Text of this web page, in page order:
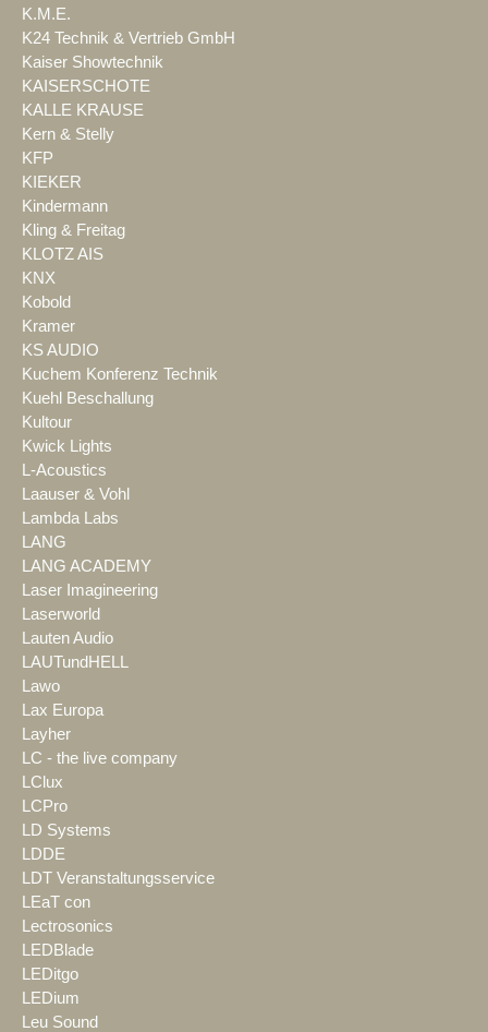
K.M.E.
K24 Technik & Vertrieb GmbH
Kaiser Showtechnik
KAISERSCHOTE
KALLE KRAUSE
Kern & Stelly
KFP
KIEKER
Kindermann
Kling & Freitag
KLOTZ AIS
KNX
Kobold
Kramer
KS AUDIO
Kuchem Konferenz Technik
Kuehl Beschallung
Kultour
Kwick Lights
L-Acoustics
Laauser & Vohl
Lambda Labs
LANG
LANG ACADEMY
Laser Imagineering
Laserworld
Lauten Audio
LAUTundHELL
Lawo
Lax Europa
Layher
LC - the live company
LClux
LCPro
LD Systems
LDDE
LDT Veranstaltungsservice
LEaT con
Lectrosonics
LEDBlade
LEDitgo
LEDium
Leu Sound